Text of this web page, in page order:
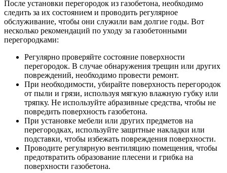
После установки перегородок из газобетона, необходимо
следить за их состоянием и проводить регулярное
обслуживание, чтобы они служили вам долгие годы. Вот
несколько рекомендаций по уходу за газобетонными
перегородками:
Регулярно проверяйте состояние поверхности
перегородок. В случае обнаружения трещин или других
повреждений, необходимо провести ремонт.
При необходимости, убирайте поверхность перегородок
от пыли и грязи, используя мягкую влажную губку или
тряпку. Не используйте абразивные средства, чтобы не
повредить поверхность газобетона.
При установке мебели или других предметов на
перегородках, используйте защитные накладки или
подставки, чтобы избежать повреждения поверхности.
Проводите регулярную вентиляцию помещения, чтобы
предотвратить образование плесени и грибка на
поверхности газобетона.